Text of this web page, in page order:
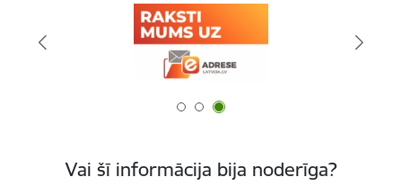
Vai šī informācija bija noderīga?